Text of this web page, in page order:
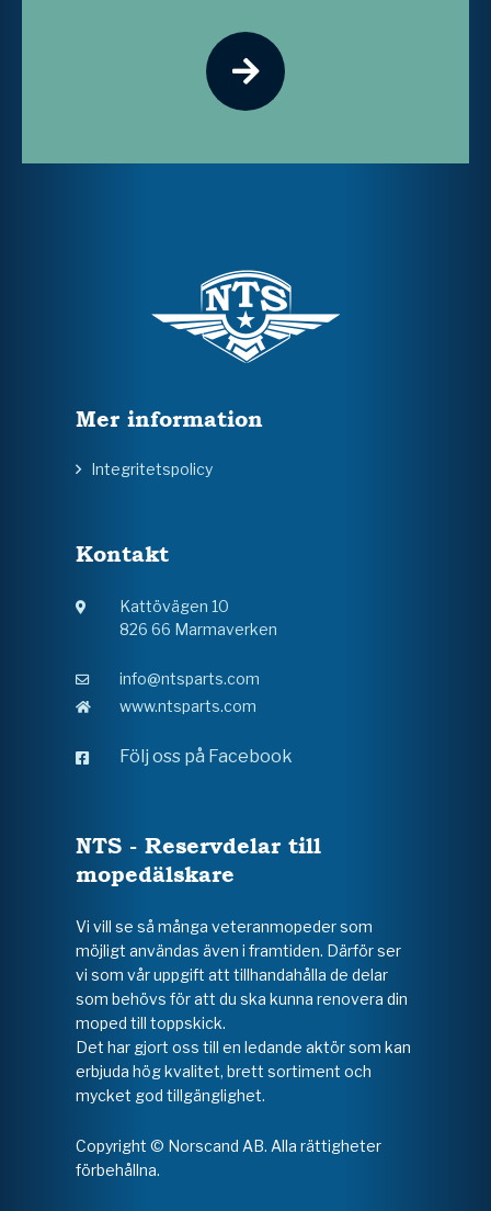
Mer information
Integritetspolicy
Kontakt
Kattövägen 10
826 66 Marmaverken
info@ntsparts.com
www.ntsparts.com
Följ oss på Facebook
NTS - Reservdelar till
mopedälskare
Vi vill se så många veteranmopeder som
möjligt användas även i framtiden. Därför ser
vi som vår uppgift att tillhandahålla de delar
som behövs för att du ska kunna renovera din
moped till toppskick.
Det har gjort oss till en ledande aktör som kan
erbjuda hög kvalitet, brett sortiment och
mycket god tillgänglighet.
Copyright © Norscand AB. Alla rättigheter
förbehållna.